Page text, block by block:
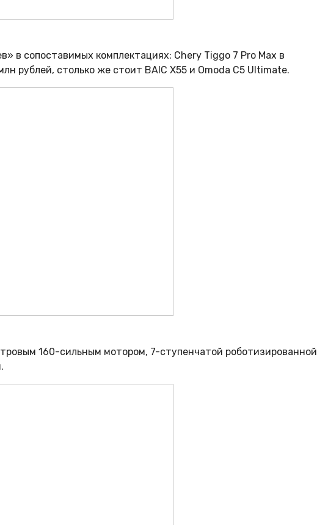
в сопоставимых комплектациях: Chery Tiggo 7 Pro Max в
рублей, столько же стоит BAIC X55 и Omoda C5 Ultimate.
160-сильным мотором, 7-ступенчатой роботизированной